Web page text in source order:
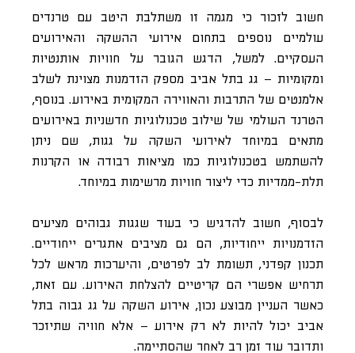
חשוב לזכור כי מגמה זו משתלבת היטב עם טרנדים
עולמיים נוספים בתחום אירועי ההשקה והאירועים
העסקיים. למשל, הדגש הגובר על חוויות אותנטיות
ומקומיות – גג בתל אביב מספק הזדמנות מצוינת לשלב
אלמנטים של התרבות והאווירה המקומית באירוע. בנוסף,
הטרנד העולמי של שילוב טכנולוגיות חדשניות באירועים
מתאים במיוחד לאירועי השקה על גגות, שם ניתן
להשתמש בטכנולוגיות כמו מציאות רבודה או הקרנות
תלת-ממדיות כדי ליצור חוויות מרשימות במיוחד.
לבסוף, חשוב להדגיש כי בעוד שגגות גבוהים מציעים
הזדמנויות ייחודיות, הם גם מציבים אתגרים ייחודיים.
תכנון קפדני, תשומת לב לפרטים, והיערכות מראש לכל
תרחיש אפשרי הם קריטיים להצלחת האירוע. עם זאת,
כאשר העניין מבוצע נכון, אירוע השקה על גג גבוה בתל
אביב יכול להיות לא רק אירוע – אלא חוויה שתיזכר
ותדובר עוד זמן רב לאחר שהסתיימה.